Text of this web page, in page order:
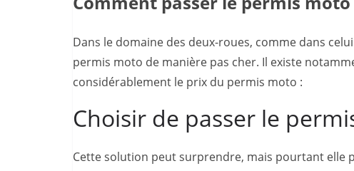
Dans le domaine des deux-roues, comme dans
permis moto de manière pas cher. Il existe
considérablement le prix du permis moto :
Choisir de passer le
Cette solution peut surprendre, mais pourtant elle